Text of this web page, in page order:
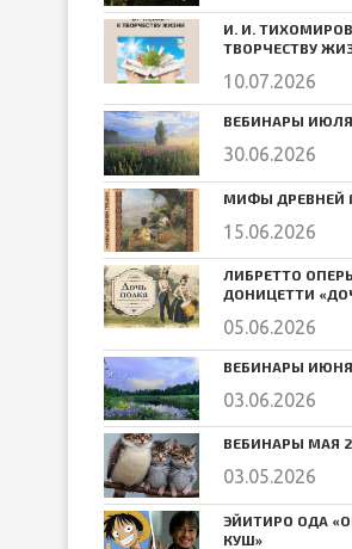
И. И.
ТВОРЧЕСТВУ
10.07.2026
ВЕБИНАРЫ
30.06.2026
МИФЫ ДРЕВНЕЙ
15.06.2026
ЛИБРЕТТО
ДОНИЦЕТТИ
05.06.2026
ВЕБИНАРЫ
03.06.2026
ВЕБИНАРЫ МАЯ
03.05.2026
ЭЙИТИРО ОДА
КУШ»